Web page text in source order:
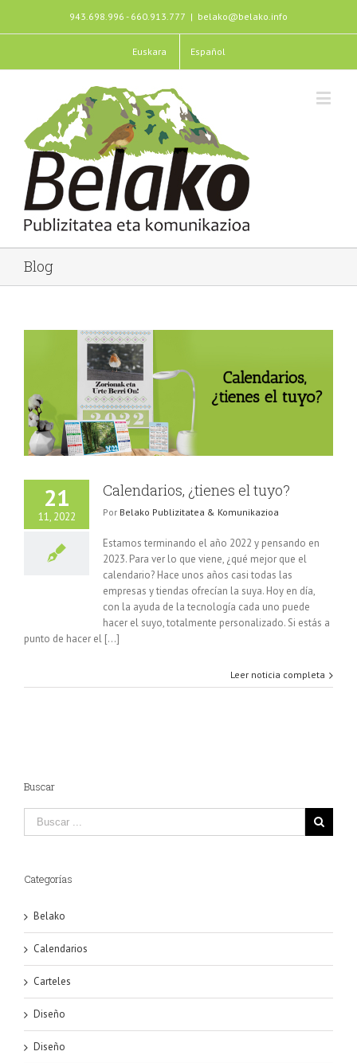
943.698.996 - 660.913.777 | belako@belako.info
Euskara Español
Blog
21
11, 2022
Calendarios, ¿tienes el tuyo?
Por Belako Publizitatea & Komunikazioa
Estamos terminando el año 2022 y pensando en
2023. Para ver lo que viene, ¿qué mejor que el
calendario? Hace unos años casi todas las
empresas y tiendas ofrecían la suya. Hoy en día,
con la ayuda de la tecnología cada uno puede
hacer el suyo, totalmente personalizado. Si estás a
punto de hacer el [...]
Leer noticia completa
Buscar
Categorías
Belako
Calendarios
Carteles
Diseño
Diseño